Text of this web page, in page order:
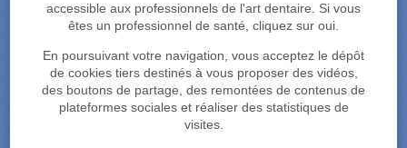
accessible aux professionnels de l'art dentaire. Si vous
êtes un professionnel de santé, cliquez sur oui.
En poursuivant votre navigation, vous acceptez le dépôt
de cookies tiers destinés à vous proposer des vidéos,
des boutons de partage, des remontées de contenus de
plateformes sociales et réaliser des statistiques de
visites.